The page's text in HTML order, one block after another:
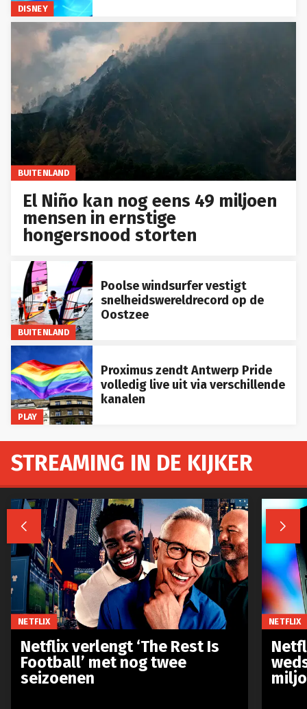
DISNEY
BUITENLAND
El Niño kan nog eens 49 miljoen
mensen in ernstige
hongersnood storten
BUITENLAND
Poolse windsurfer vestigt
snelheidswereldrecord op de
Oostzee
PLAY
Proximus zendt Antwerp Pride
volledig live uit via verschillende
kanalen
STREAMING IN DE KIJKER
 
NETFLIX
Netflix verlengt ‘The Rest Is
Football’ met nog twee
seizoenen
NETFLIX